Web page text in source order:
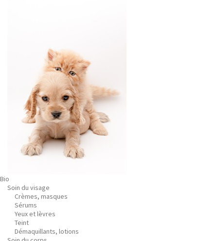
Bio
Soin du visage
Crèmes, masques
Sérums
Yeux et lèvres
Teint
Démaquillants, lotions